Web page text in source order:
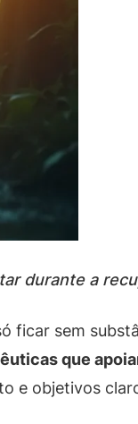
durante a
ficar sem
que
e objetivos